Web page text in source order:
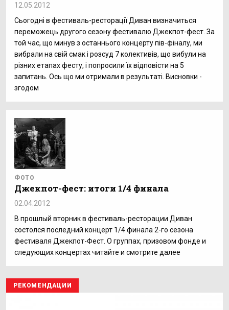
12.05.2012
Сьогодні в фестиваль-ресторації Диван визначиться
переможець другого сезону фестивалю Джекпот-фест. За
той час, що минув з останнього концерту пів-фіналу, ми
вибрали на свій смак і розсуд 7 колективів, що вибули на
різних етапах фесту, і попросили їх відповісти на 5
запитань. Ось що ми отримали в результаті. Висновки -
згодом
ФОТО
Джекпот-фест: итоги 1/4 финала
02.04.2012
В прошлый вторник в фестиваль-ресторации Диван
состолся последний концерт 1/4 финала 2-го сезона
фестиваля Джекпот-Фест. О группах, призовом фонде и
следующих концертах читайте и смотрите далее
РЕКОМЕНДАЦИИ